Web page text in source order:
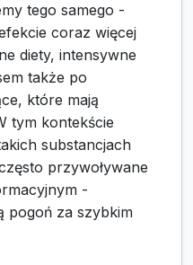
tego samego -
coraz więcej
diety, intensywne
także po
które mają
tym kontekście
substancjach
przywoływane
-
pogoń za szybkim